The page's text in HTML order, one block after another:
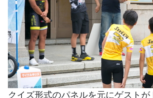
クイズ形式のパネルを元にゲストが